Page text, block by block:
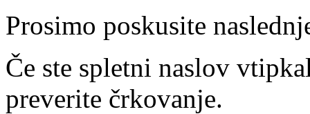
Prosimo poskusite
Če ste spletni naslov
preverite črkovanje.